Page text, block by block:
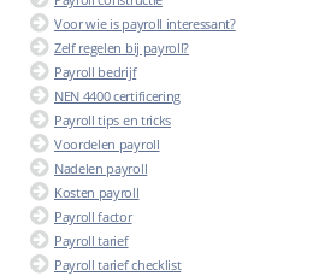
Voor wie is payroll interessant?
Zelf regelen bij payroll?
Payroll bedrijf
NEN 4400 certificering
Payroll tips en tricks
Voordelen payroll
Nadelen payroll
Kosten payroll
Payroll factor
Payroll tarief
Payroll tarief checklist